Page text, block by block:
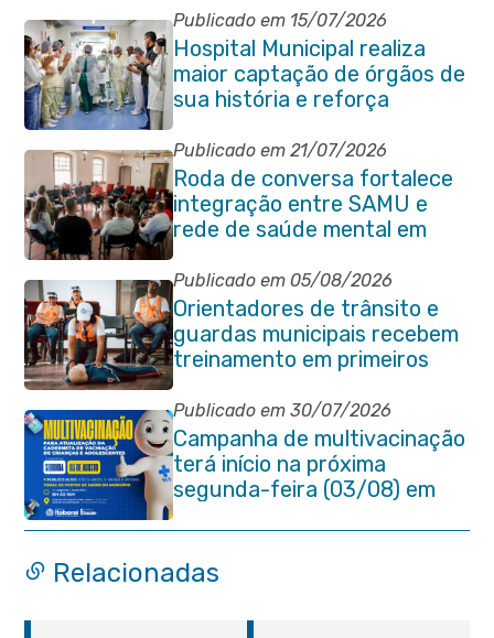
Publicado em 15/07/2026
Hospital Municipal realiza
maior captação de órgãos de
sua história e reforça
compromisso com a vida
Publicado em 21/07/2026
Roda de conversa fortalece
integração entre SAMU e
rede de saúde mental em
Itaboraí
Publicado em 05/08/2026
Orientadores de trânsito e
guardas municipais recebem
treinamento em primeiros
socorros em Itaboraí
Publicado em 30/07/2026
Campanha de multivacinação
terá início na próxima
segunda-feira (03/08) em
Itaboraí
Relacionadas